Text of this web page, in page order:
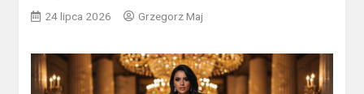
24 lipca 2026 Grzegorz Maj